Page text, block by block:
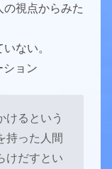
視点からみた
ない。
ション
けるという
持った人間
けだすとい